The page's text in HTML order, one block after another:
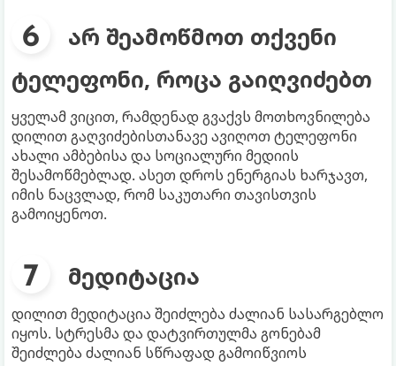
არ შეამოწმოთ თქვენი
ტელეფონი, როცა გაიღვიძებთ
ყველამ ვიცით, რამდენად გვაქვს მოთხოვნილება
დილით გაღვიძებისთანავე ავიღოთ ტელეფონი
ახალი ამბებისა და სოციალური მედიის
შესამოწმებლად. ასეთ დროს ენერგიას ხარჯავთ,
იმის ნაცვლად, რომ საკუთარი თავისთვის
გამოიყენოთ.
მედიტაცია
დილით მედიტაცია შეიძლება ძალიან სასარგებლო
იყოს. სტრესმა და დატვირთულმა გონებამ
შეიძლება ძალიან სწრაფად გამოიწვიოს